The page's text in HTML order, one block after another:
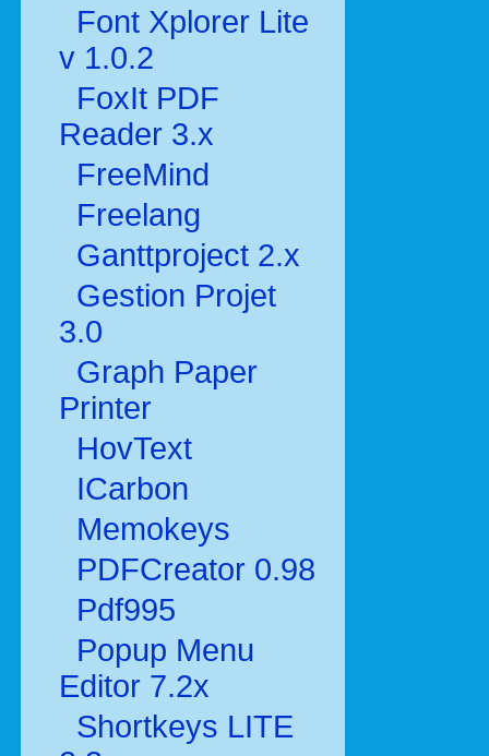
Font Xplorer Lite
v 1.0.2
FoxIt PDF
Reader 3.x
FreeMind
Freelang
Ganttproject 2.x
Gestion Projet
3.0
Graph Paper
Printer
HovText
ICarbon
Memokeys
PDFCreator 0.98
Pdf995
Popup Menu
Editor 7.2x
Shortkeys LITE